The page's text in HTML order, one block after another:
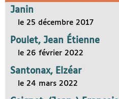
Janin
le 25 décembre 2017
Poulet, Jean Étienne
le 26 février 2022
Santonax, Elzéar
le 24 mars 2022